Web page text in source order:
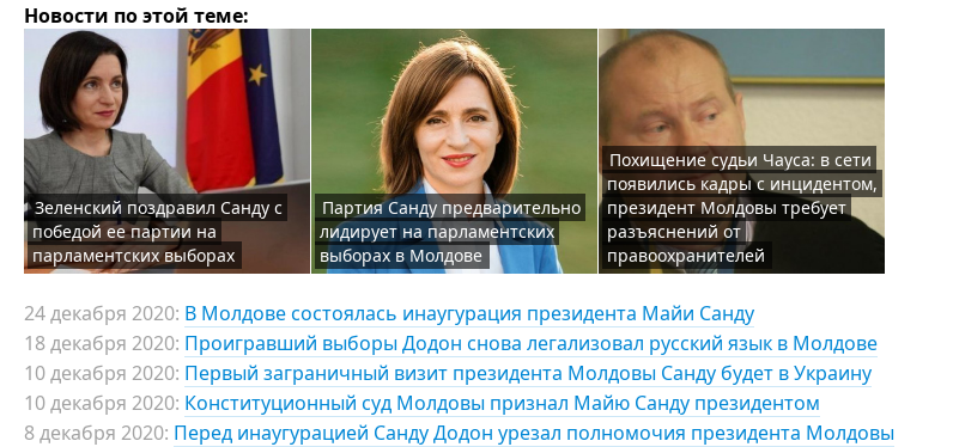
Новости по этой теме:
Зеленский поздравил Санду с
победой ее партии на
парламентских выборах
Партия Санду предварительно
лидирует на парламентских
выборах в Молдове
Похищение судьи Чауса: в сети
появились кадры с инцидентом,
президент Молдовы требует
разъяснений от
правоохранителей
24 декабря 2020: В Молдове состоялась инаугурация президента Майи Санду
18 декабря 2020: Проигравший выборы Додон снова легализовал русский язык в Молдове
10 декабря 2020: Первый заграничный визит президента Молдовы Санду будет в Украину
10 декабря 2020: Конституционный суд Молдовы признал Майю Санду президентом
8 декабря 2020: Перед инаугурацией Санду Додон урезал полномочия президента Молдовы